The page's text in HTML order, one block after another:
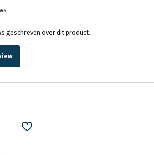
geschreven over dit product..